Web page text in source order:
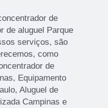
de
de aluguel Parque
serviços, são
como
de
Equipamento
Aluguel de
Campinas e